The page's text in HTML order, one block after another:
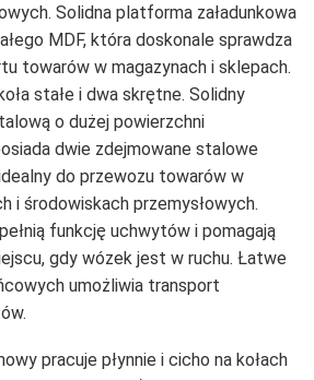
Solidna platforma załadunkowa
MDF, która doskonale sprawdza
towarów w magazynach i sklepach.
stałe i dwa skrętne. Solidny
o dużej powierzchni
dwie zdejmowane stalowe
do przewozu towarów w
i środowiskach przemysłowych.
funkcję uchwytów i pomagają
gdy wózek jest w ruchu. Łatwe
umożliwia transport
pracuje płynnie i cicho na kołach